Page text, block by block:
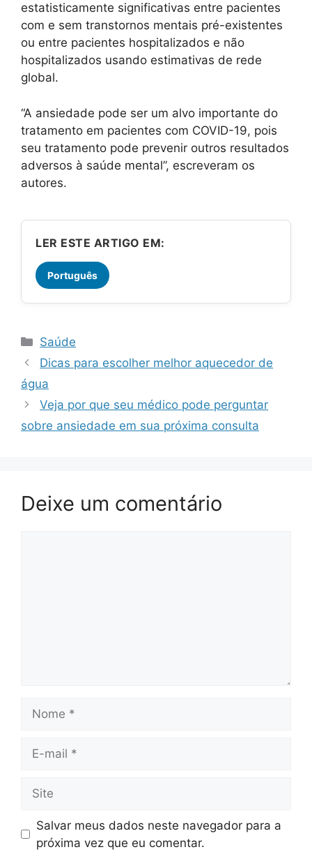
estatisticamente significativas entre pacientes
com e sem transtornos mentais pré-existentes
ou entre pacientes hospitalizados e não
hospitalizados usando estimativas de rede
global.
“A ansiedade pode ser um alvo importante do
tratamento em pacientes com COVID-19, pois
seu tratamento pode prevenir outros resultados
adversos à saúde mental”, escreveram os
autores.
LER ESTE ARTIGO EM:
Português
Categorias
Saúde
Dicas para escolher melhor aquecedor de
água
Veja por que seu médico pode perguntar
sobre ansiedade em sua próxima consulta
Deixe um comentário
mail
Salvar meus dados neste navegador para a
próxima vez que eu comentar.